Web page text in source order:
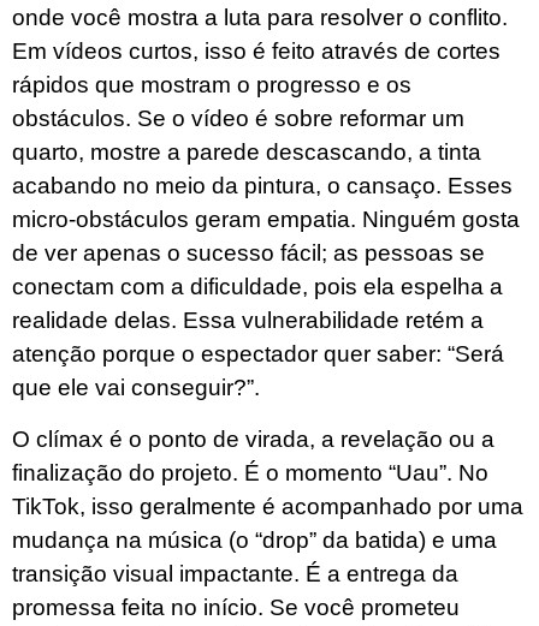
onde você mostra a luta para resolver o conflito.
Em vídeos curtos, isso é feito através de cortes
rápidos que mostram o progresso e os
obstáculos. Se o vídeo é sobre reformar um
quarto, mostre a parede descascando, a tinta
acabando no meio da pintura, o cansaço. Esses
micro-obstáculos geram empatia. Ninguém gosta
de ver apenas o sucesso fácil; as pessoas se
conectam com a dificuldade, pois ela espelha a
realidade delas. Essa vulnerabilidade retém a
atenção porque o espectador quer saber: “Será
que ele vai conseguir?”.
O clímax é o ponto de virada, a revelação ou a
finalização do projeto. É o momento “Uau”. No
TikTok, isso geralmente é acompanhado por uma
mudança na música (o “drop” da batida) e uma
transição visual impactante. É a entrega da
promessa feita no início. Se você prometeu